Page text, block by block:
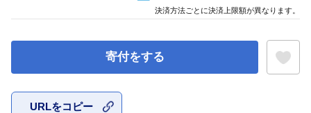
寄付をする
URLをコピー
決済方法ごとに決済上限額が異なります。